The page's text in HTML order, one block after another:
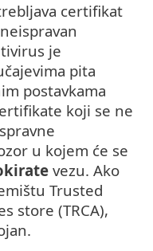
certifikat
je
pita
postavkama
koji se ne
u kojem će se
vezu. Ako
Trusted
store (TRCA),